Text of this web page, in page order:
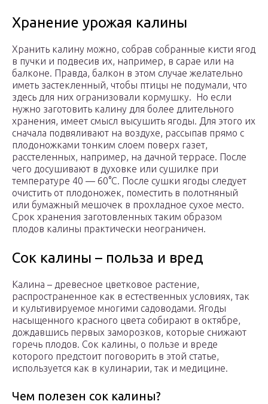
Хранение урожая калины
Хранить калину можно, собрав собранные кисти ягод
в пучки и подвесив их, например, в сарае или на
балконе. Правда, балкон в этом случае желательно
иметь застекленный, чтобы птицы не подумали, что
здесь для них огранизовали кормушку. Но если
нужно заготовить калину для более длительного
хранения, имеет смысл высушить ягоды. Для этого их
сначала подвяливают на воздухе, рассыпав прямо с
плодоножками тонким слоем поверх газет,
расстеленных, например, на дачной террасе. После
чего досушивают в духовке или сушилке при
температуре 40 — 60°C. После сушки ягоды следует
очистить от плодоножек, поместить в полотняный
или бумажный мешочек в прохладное сухое место.
Срок хранения заготовленных таким образом
плодов калины практически неограничен.
Сок калины – польза и вред
Калина – древесное цветковое растение,
распространенное как в естественных условиях, так
и культивируемое многими садоводами. Ягоды
насыщенного красного цвета собирают в октябре,
дождавшись первых заморозков, которые снижают
горечь плодов. Сок калины, о пользе и вреде
которого предстоит поговорить в этой статье,
используется как в кулинарии, так и медицине.
Чем полезен сок калины?